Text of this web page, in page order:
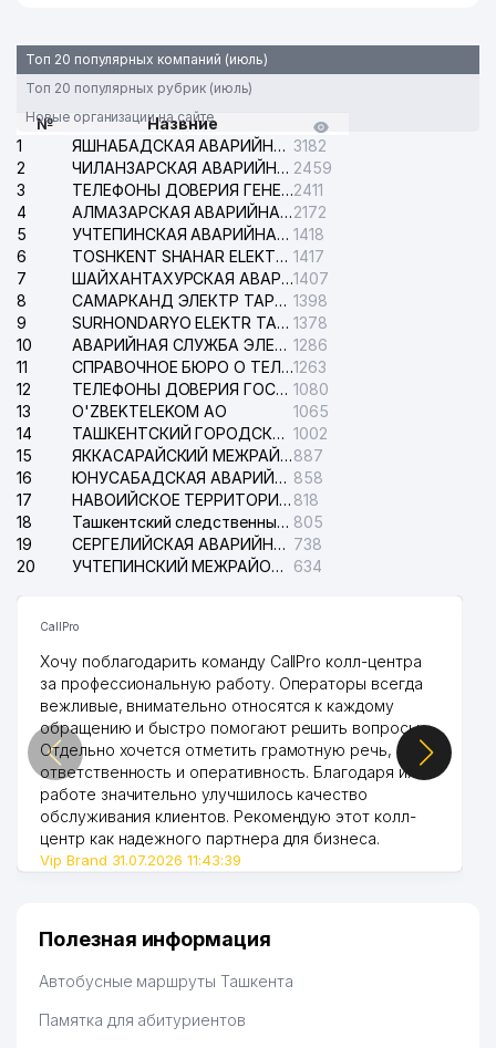
Топ 20 популярных компаний (июль)
Топ 20 популярных рубрик (июль)
Новые организации на сайте
№
Назвние
1
ЯШНАБАДСКАЯ АВАРИЙНАЯ СЛУЖБА ЭЛЕКТРОСЕТИ 3182
2
ЧИЛАНЗАРСКАЯ АВАРИЙНАЯ СЛУЖБА ЭЛЕКТРОСЕТИ 2459
3
ТЕЛЕФОНЫ ДОВЕРИЯ ГЕНЕРАЛЬНОЙ ПРОКУРАТУРЫ РЕСПУБЛИКИ УЗБЕКИСТАН2411
4
АЛМАЗАРСКАЯ АВАРИЙНАЯ СЛУЖБА ЭЛЕКТРОСЕТИ2172
5
УЧТЕПИНСКАЯ АВАРИЙНАЯ СЛУЖБА ЭЛЕКТРОСЕТИ 1418
6
TOSHKENT SHAHAR ELEKTR TARMOQLARI KORXONASI АО 1417
7
ШАЙХАНТАХУРСКАЯ АВАРИЙНАЯ СЛУЖБА ЭЛЕКТРОСЕТИ1407
8
САМАРКАНД ЭЛЕКТР ТАРМОКЛАРИ АО 1398
9
SURHONDARYO ELEKTR TARMOKLARI АО 1378
10
АВАРИЙНАЯ СЛУЖБА ЭЛЕКТРОСЕТИ ТАШКЕНТСКОГО РАЙОНА 1286
11
СПРАВОЧНОЕ БЮРО О ТЕЛЕФОНАХ ОРГАНИЗАЦИЙ г. ТАШКЕНТА1263
12
ТЕЛЕФОНЫ ДОВЕРИЯ ГОСУДАРСТВЕННОГО ЦЕНТРА ТЕСТИРОВАНИЯ 1080
13
O'ZBEKTELEKOM АО
1065
14
ТАШКЕНТСКИЙ ГОРОДСКОЙ СУД ПО ГРАЖДАНСКИМ ДЕЛАМ 1002
15
ЯККАСАРАЙСКИЙ МЕЖРАЙОННЫЙ СУД ПО ГРАЖДАНСКИМ ДЕЛАМ887
16
ЮНУСАБАДСКАЯ АВАРИЙНАЯ СЛУЖБА ЭЛЕКТРОСЕТИ 858
17
НАВОИЙСКОЕ ТЕРРИТОРИАЛЬНОЕ ПРЕДПРИЯТИЕ ЭЛЕКТРОСЕТИ АО 818
18
Ташкентский следственный изолятор 805
19
СЕРГЕЛИЙСКАЯ АВАРИЙНАЯ СЛУЖБА ЭЛЕКТРОСЕТИ 738
20
УЧТЕПИНСКИЙ МЕЖРАЙОННЫЙ СУД ПО ГРАЖДАНСКИМ ДЕЛАМ 634
CallPro
Хочу поблагодарить команду CallPro колл-центра
за профессиональную работу. Операторы всегда
вежливые, внимательно относятся к каждому
обращению и быстро помогают решить вопросы.
Отдельно хочется отметить грамотную речь,
ответственность и оперативность. Благодаря их
работе значительно улучшилось качество
обслуживания клиентов. Рекомендую этот колл-
центр как надежного партнера для бизнеса.
Vip Brand 31.07.2026 11:43:39
Полезная информация
Автобусные маршруты Ташкента
Памятка для абитуриентов